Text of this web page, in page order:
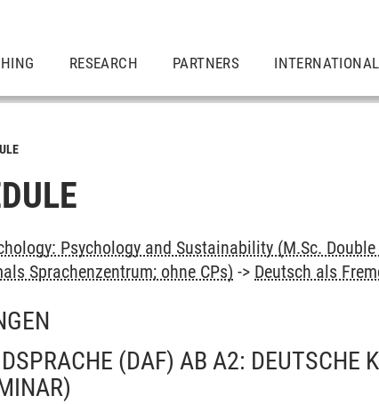
RESEARCH PARTNERS INTERNATIONAL
Psychology and Sustainability (M.Sc. Double
Sprachenzentrum; ohne CPs) -> Deutsch als
(DAF) AB A2: DEUTSCHE